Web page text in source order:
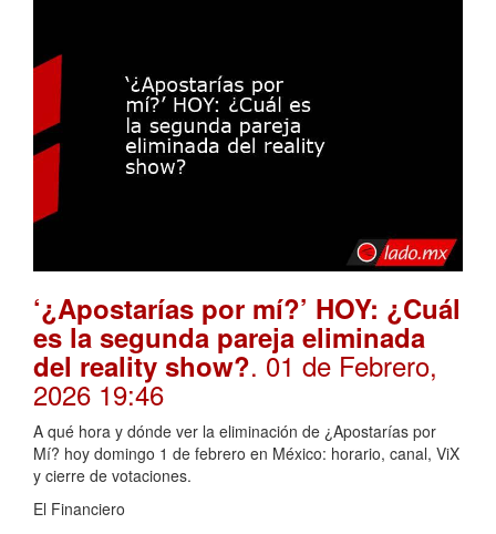
‘¿Apostarías por mí?’ HOY: ¿Cuál
es la segunda pareja eliminada
del reality show?. 01 de Febrero,
2026 19:46
A qué hora y dónde ver la eliminación de ¿Apostarías por
Mí? hoy domingo 1 de febrero en México: horario, canal, ViX
y cierre de votaciones.
El Financiero